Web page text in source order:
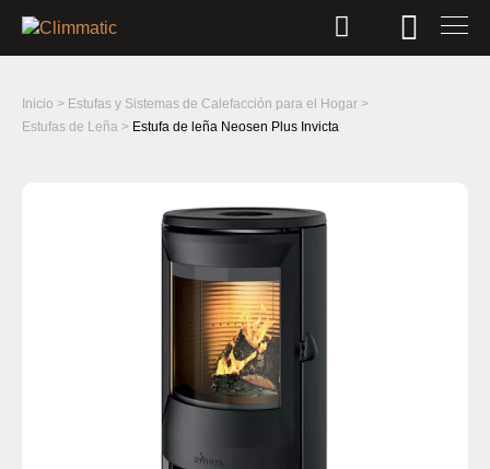
Inicio > Estufas y Sistemas de Calefacción para el Hogar >
Estufas de Leña > Estufa de leña Neosen Plus Invicta